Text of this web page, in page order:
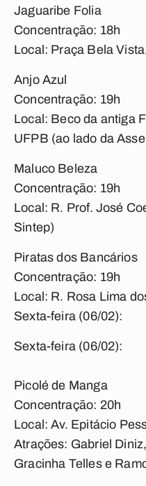
Jaguaribe Folia
Concentração: 18h
Local: Praça Bela
Anjo Azul
Concentração: 19h
Local: Beco da antiga
UFPB (ao lado da
Maluco Beleza
Concentração: 19h
Local: R. Prof. José
Sintep)
Piratas dos Bancários
Concentração: 19h
Local: R. Rosa Lima
Sexta-feira (06/02):
Sexta-feira (06/02):
Picolé de Manga
Concentração: 20h
Local: Av. Epitácio
Atrações: Gabriel
Gracinha Telles e